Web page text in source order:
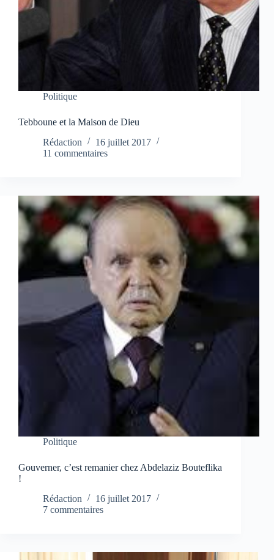
Politique
Tebboune et la Maison de Dieu
Rédaction
16 juillet 2017
11 commentaires
Politique
Gouverner, c’est remanier chez Abdelaziz Bouteflika
!
Rédaction
16 juillet 2017
7 commentaires